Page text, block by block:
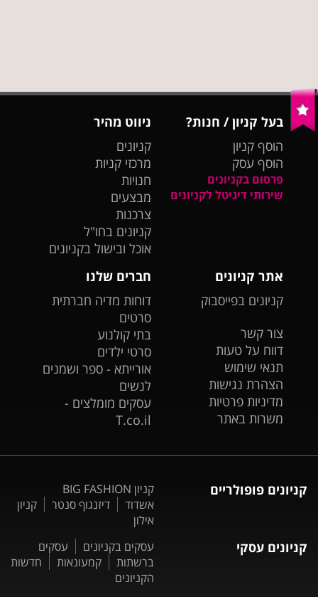
בעל קניון / חנות?
הוסף קניון
הוסף עסק
פרסום בקניונים
שירותי דיגיטל לקניונים
ניווט מהיר
קניונים
מרכזי קניות
חנויות
מבצעים
צרכנות
קניונים בחו"ל
אוכל ובישול בקניונים
אתר קניונים
קניונים בפייסבוק
צור קשר
דווח על טעות
תנאי שימוש
הצהרת נגישות
מדיניות פרטיות
משרות באתר
חברים שלנו
דוחות מדיה חברתית
סרטים
בתי קולנוע
סרטי ילדים
אורייתא - ספר ושמנים
לנשים
עסקים מומלצים -
T.co.il
קניונים פופולריים
קניון BIG FASHION
אשדוד
דיזנגוף סנטר
קניון
אילון
קניונים עסקי עסקים בקניונים
עסקים
ברשתות
קמעונאות
חדשות
הקניונים